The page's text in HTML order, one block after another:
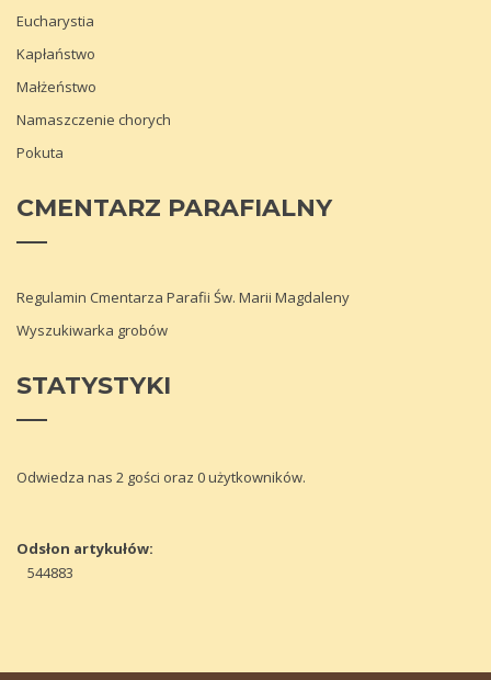
Eucharystia
Kapłaństwo
Małżeństwo
Namaszczenie chorych
Pokuta
CMENTARZ PARAFIALNY
Regulamin Cmentarza Parafii Św. Marii Magdaleny
Wyszukiwarka grobów
STATYSTYKI
Odwiedza nas 2 gości oraz 0 użytkowników.
Odsłon artykułów:
544883